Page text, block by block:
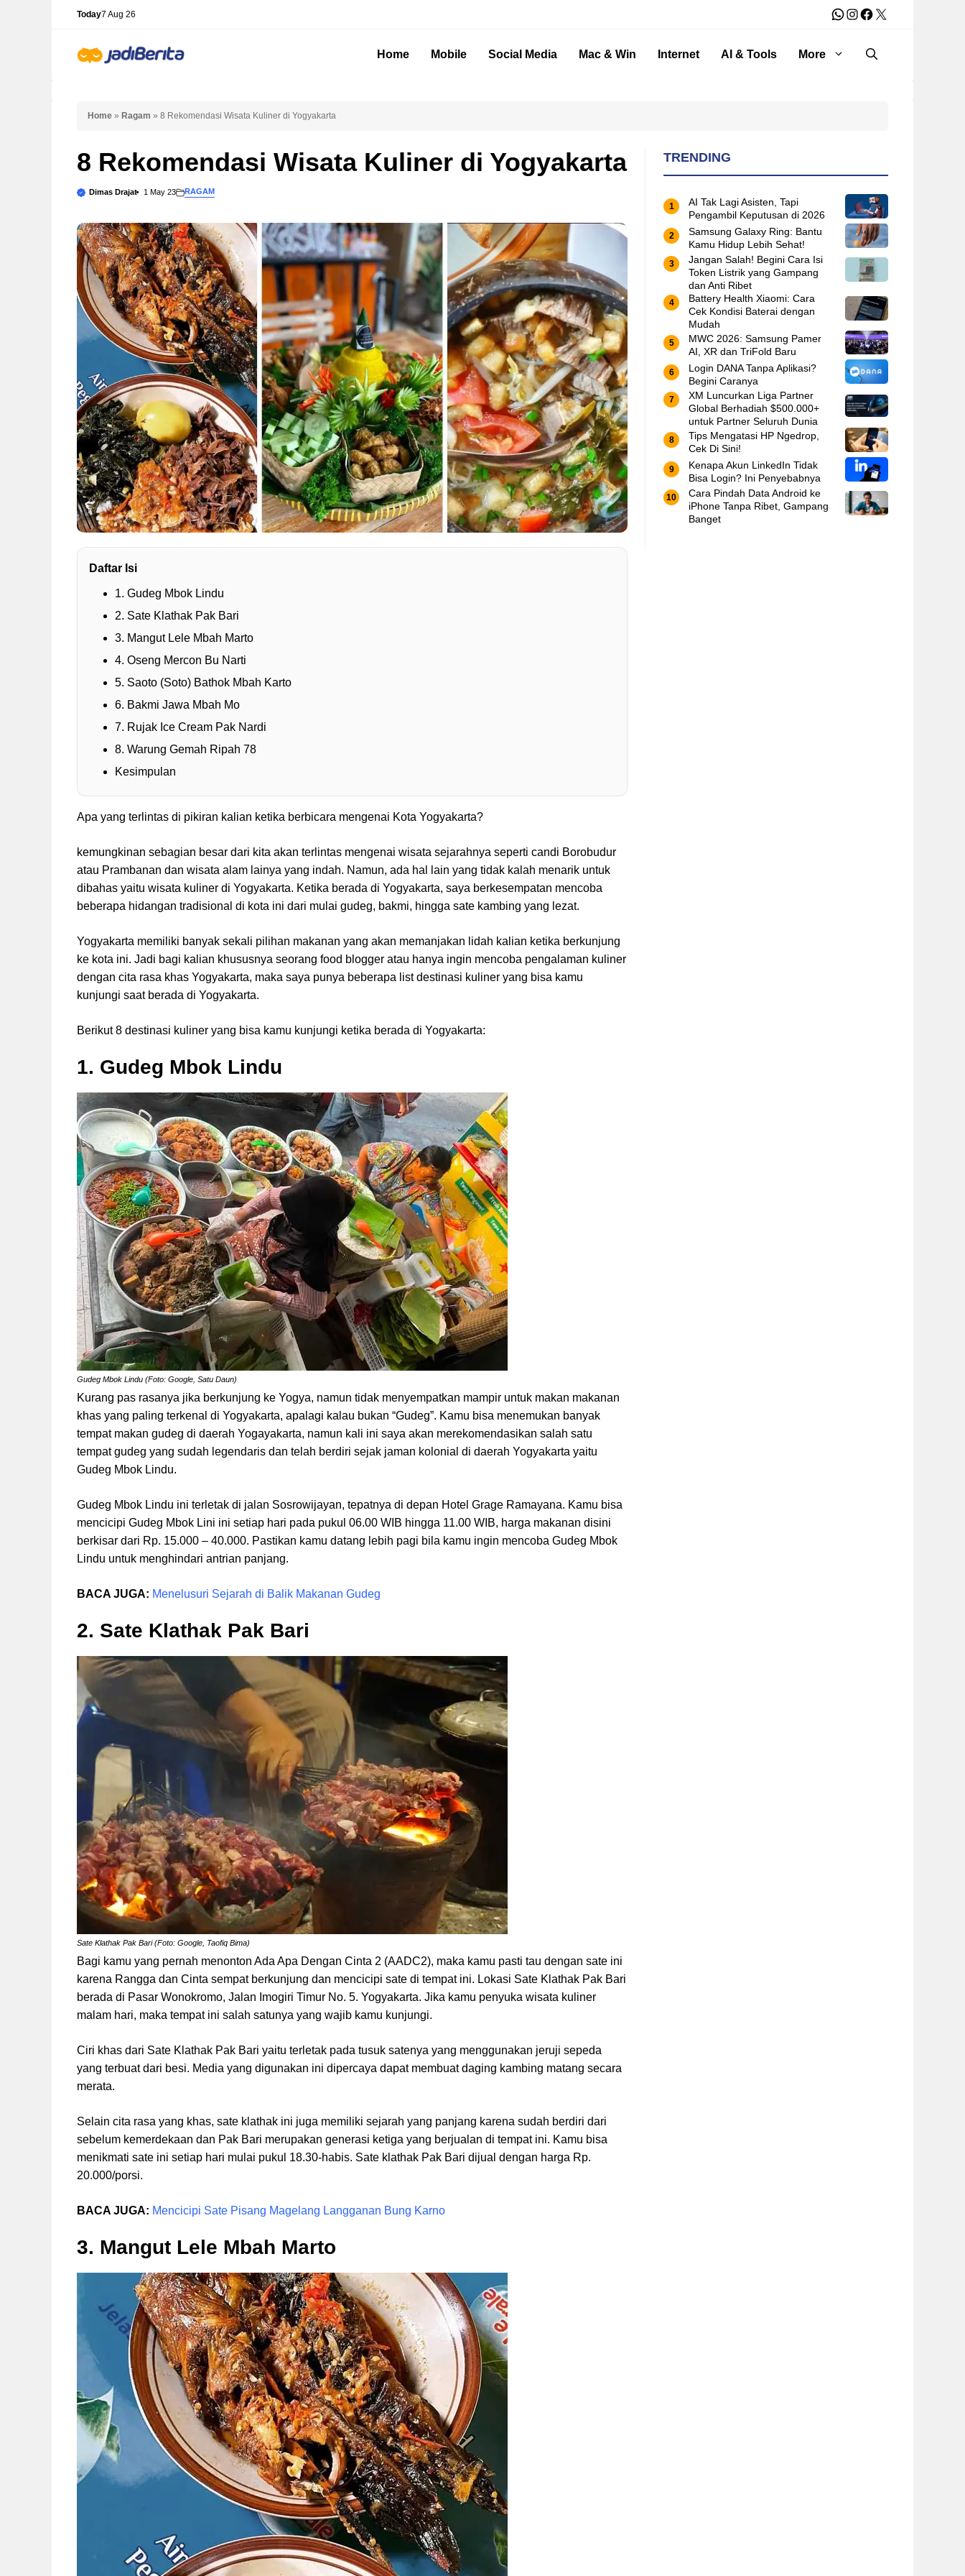
Today7 Aug 26 WhatsApp
Instagram
Facebook
X
Home Mobile Social Media Mac & Win Internet AI & Tools More
Home » Ragam » 8 Rekomendasi Wisata Kuliner di Yogyakarta
8 Rekomendasi Wisata Kuliner di Yogyakarta
Dimas Drajat 1 May 23 RAGAM
Daftar Isi
1. Gudeg Mbok Lindu
2. Sate Klathak Pak Bari
3. Mangut Lele Mbah Marto
4. Oseng Mercon Bu Narti
5. Saoto (Soto) Bathok Mbah Karto
6. Bakmi Jawa Mbah Mo
7. Rujak Ice Cream Pak Nardi
8. Warung Gemah Ripah 78
Kesimpulan
Apa yang terlintas di pikiran kalian ketika berbicara mengenai Kota Yogyakarta?
kemungkinan sebagian besar dari kita akan terlintas mengenai wisata sejarahnya seperti candi Borobudur
atau Prambanan dan wisata alam lainya yang indah. Namun, ada hal lain yang tidak kalah menarik untuk
dibahas yaitu wisata kuliner di Yogyakarta. Ketika berada di Yogyakarta, saya berkesempatan mencoba
beberapa hidangan tradisional di kota ini dari mulai gudeg, bakmi, hingga sate kambing yang lezat.
Yogyakarta memiliki banyak sekali pilihan makanan yang akan memanjakan lidah kalian ketika berkunjung
ke kota ini. Jadi bagi kalian khususnya seorang food blogger atau hanya ingin mencoba pengalaman kuliner
dengan cita rasa khas Yogyakarta, maka saya punya beberapa list destinasi kuliner yang bisa kamu
kunjungi saat berada di Yogyakarta.
Berikut 8 destinasi kuliner yang bisa kamu kunjungi ketika berada di Yogyakarta:
1. Gudeg Mbok Lindu
Gudeg Mbok Lindu (Foto: Google, Satu Daun)
Kurang pas rasanya jika berkunjung ke Yogya, namun tidak menyempatkan mampir untuk makan makanan
khas yang paling terkenal di Yogyakarta, apalagi kalau bukan “Gudeg”. Kamu bisa menemukan banyak
tempat makan gudeg di daerah Yogayakarta, namun kali ini saya akan merekomendasikan salah satu
tempat gudeg yang sudah legendaris dan telah berdiri sejak jaman kolonial di daerah Yogyakarta yaitu
Gudeg Mbok Lindu.
Gudeg Mbok Lindu ini terletak di jalan Sosrowijayan, tepatnya di depan Hotel Grage Ramayana. Kamu bisa
mencicipi Gudeg Mbok Lini ini setiap hari pada pukul 06.00 WIB hingga 11.00 WIB, harga makanan disini
berkisar dari Rp. 15.000 – 40.000. Pastikan kamu datang lebih pagi bila kamu ingin mencoba Gudeg Mbok
Lindu untuk menghindari antrian panjang.
BACA JUGA: Menelusuri Sejarah di Balik Makanan Gudeg
2. Sate Klathak Pak Bari
Sate Klathak Pak Bari (Foto: Google, Taofiq Bima)
Bagi kamu yang pernah menonton Ada Apa Dengan Cinta 2 (AADC2), maka kamu pasti tau dengan sate ini
karena Rangga dan Cinta sempat berkunjung dan mencicipi sate di tempat ini. Lokasi Sate Klathak Pak Bari
berada di Pasar Wonokromo, Jalan Imogiri Timur No. 5. Yogyakarta. Jika kamu penyuka wisata kuliner
malam hari, maka tempat ini salah satunya yang wajib kamu kunjungi.
Ciri khas dari Sate Klathak Pak Bari yaitu terletak pada tusuk satenya yang menggunakan jeruji sepeda
yang terbuat dari besi. Media yang digunakan ini dipercaya dapat membuat daging kambing matang secara
merata.
Selain cita rasa yang khas, sate klathak ini juga memiliki sejarah yang panjang karena sudah berdiri dari
sebelum kemerdekaan dan Pak Bari merupakan generasi ketiga yang berjualan di tempat ini. Kamu bisa
menikmati sate ini setiap hari mulai pukul 18.30-habis. Sate klathak Pak Bari dijual dengan harga Rp.
20.000/porsi.
BACA JUGA: Mencicipi Sate Pisang Magelang Langganan Bung Karno
3. Mangut Lele Mbah Marto
TRENDING
AI Tak Lagi Asisten, Tapi
Pengambil Keputusan di 2026
Samsung Galaxy Ring: Bantu
Kamu Hidup Lebih Sehat!
Jangan Salah! Begini Cara Isi
Token Listrik yang Gampang
dan Anti Ribet
Battery Health Xiaomi: Cara
Cek Kondisi Baterai dengan
Mudah
MWC 2026: Samsung Pamer
AI, XR dan TriFold Baru
Login DANA Tanpa Aplikasi?
Begini Caranya
XM Luncurkan Liga Partner
Global Berhadiah $500.000+
untuk Partner Seluruh Dunia
Tips Mengatasi HP Ngedrop,
Cek Di Sini!
Kenapa Akun LinkedIn Tidak
Bisa Login? Ini Penyebabnya
Cara Pindah Data Android ke
iPhone Tanpa Ribet, Gampang
Banget